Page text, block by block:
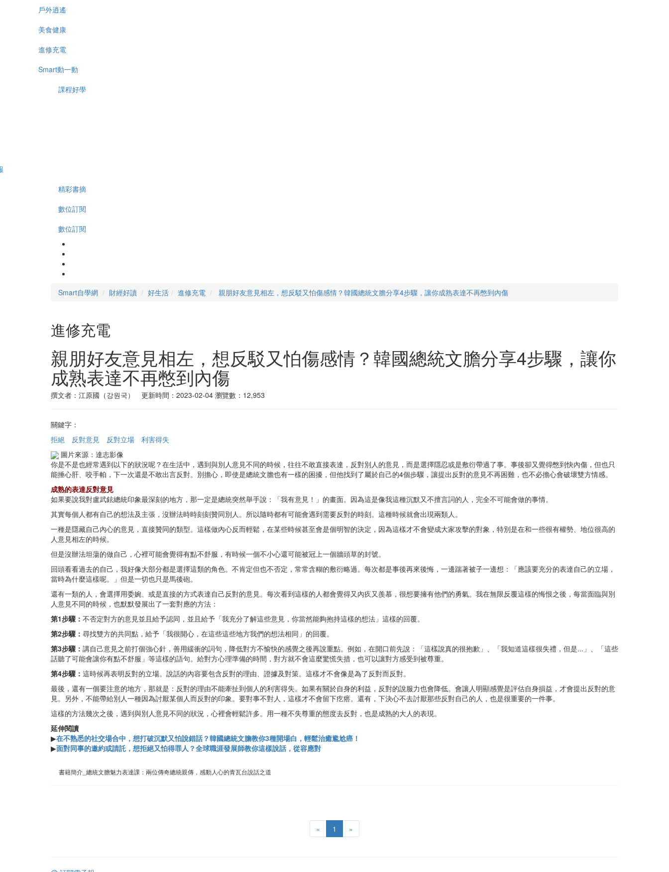
戶外逍遙
美食健康
進修充電
Smart動一動
課程好學
精彩書摘
數位訂閱
數位訂閱
Smart自學網 財經好讀 好生活 進修充電 親朋好友意見相左，想反駁又怕傷感情？韓國總統文膽分享4步驟，讓你成熟表達不再憋到內傷
進修充電
親朋好友意見相左，想反駁又怕傷感情？韓國總統文膽分享4步驟，讓你
成熟表達不再憋到內傷
撰文者：江原國（강원국） 更新時間：2023-02-04 瀏覽數：12,953
關鍵字：
拒絕
反對意見 反對立場
利害得失
圖片來源：達志影像
你是不是也經常遇到以下的狀況呢？在生活中，遇到與別人意見不同的時候，往往不敢直接表達，反對別人的意見，而是選擇隱忍或是敷衍帶過了事。事後卻又覺得憋到快內傷，但也只
能捶心肝、咬手帕，下一次還是不敢出言反對。別擔心，即使是總統文膽也有一樣的困擾，但他找到了屬於自己的4個步驟，讓提出反對的意見不再困難，也不必擔心會破壞雙方情感。
成熟的表達反對意見
如果要說我對盧武鉉總統印象最深刻的地方，那一定是總統突然舉手說：「我有意見！」的畫面。因為這是像我這種沉默又不擅言詞的人，完全不可能會做的事情。
其實每個人都有自己的想法及主張，沒辦法時時刻刻贊同別人。所以隨時都有可能會遇到需要反對的時刻。這種時候就會出現兩類人。
一種是隱藏自己內心的意見，直接贊同的類型。這樣做內心反而輕鬆，在某些時候甚至會是個明智的決定，因為這樣才不會變成大家攻擊的對象，特別是在和一些很有權勢、地位很高的
人意見相左的時候。
但是沒辦法坦蕩的做自己，心裡可能會覺得有點不舒服，有時候一個不小心還可能被冠上一個牆頭草的封號。
回頭看看過去的自己，我好像大部分都是選擇這類的角色。不肯定但也不否定，常常含糊的敷衍略過。每次都是事後再來後悔，一邊踹著被子一邊想：「應該要充分的表達自己的立場，
當時為什麼這樣呢。」但是一切也只是馬後砲。
還有一類的人，會選擇用委婉、或是直接的方式表達自己反對的意見。每次看到這樣的人都會覺得又內疚又羨慕，很想要擁有他們的勇氣。我在無限反覆這樣的悔恨之後，每當面臨與別
人意見不同的時候，也默默發展出了一套對應的方法：
第1步驟： 不否定對方的意見並且給予認同，並且給予「我充分了解這些意見，你當然能夠抱持這樣的想法」這樣的回覆。
第2步驟： 尋找雙方的共同點，給予「我很開心，在這些這些地方我們的想法相同」的回覆。
第3步驟： 講自己意見之前打個強心針，善用緩衝的詞句，降低對方不愉快的感覺之後再說重點。例如，在開口前先說：「這樣說真的很抱歉」、「我知道這樣很失禮，但是...」、「這些
話聽了可能會讓你有點不舒服」等這樣的語句。給對方心理準備的時間，對方就不會這麼驚慌失措，也可以讓對方感受到被尊重。
第4步驟： 這時候再表明反對的立場。說話的內容要包含反對的理由、證據及對策。這樣才不會像是為了反對而反對。
最後，還有一個要注意的地方，那就是：反對的理由不能牽扯到個人的利害得失。如果有關於自身的利益，反對的說服力也會降低。會讓人明顯感覺是評估自身損益，才會提出反對的意
見。另外，不能帶給別人一種因為討厭某個人而反對的印象。要對事不對人，這樣才不會留下疙瘩。還有，下決心不去討厭那些反對自己的人，也是很重要的一件事。
這樣的方法幾次之後，遇到與別人意見不同的狀況，心裡會輕鬆許多。用一種不失尊重的態度去反對，也是成熟的大人的表現。
延伸閱讀
▶在不熟悉的社交場合中，想打破沉默又怕說錯話？韓國總統文膽教你3種開場白，輕鬆治癒尷尬癌！
▶面對同事的邀約或請託，想拒絕又怕得罪人？全球職涯發展師教你這樣說話，從容應對
書籍簡介_總統文膽魅力表達課：兩位傳奇總統親傳，感動人心的青瓦台說話之道
« 1 »